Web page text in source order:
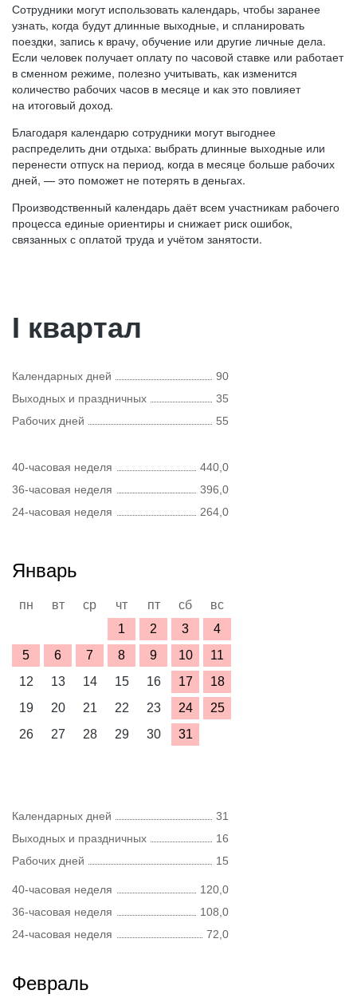
Сотрудники могут использовать календарь, чтобы заранее
узнать, когда будут длинные выходные, и спланировать
поездки, запись к врачу, обучение или другие личные дела.
Если человек получает оплату по часовой ставке или работает
в сменном режиме, полезно учитывать, как изменится
количество рабочих часов в месяце и как это повлияет
на итоговый доход.
Благодаря календарю сотрудники могут выгоднее
распределить дни отдыха: выбрать длинные выходные или
перенести отпуск на период, когда в месяце больше рабочих
дней, — это поможет не потерять в деньгах.
Производственный календарь даёт всем участникам рабочего
процесса единые ориентиры и снижает риск ошибок,
связанных с оплатой труда и учётом занятости.
I квартал
Календарных дней
90
Выходных и праздничных
35
Рабочих дней
55
40-часовая неделя
440,0
36-часовая неделя
396,0
24-часовая неделя
264,0
Январь
пн вт ср чт пт сб
вс
1
2 3
4
5
6 7 8 9 10
11
12
13 14 15 16 17
18
19
20 21 22 23 24
25
26
27 28 29 30 31
Календарных дней
31
Выходных и праздничных
16
Рабочих дней
15
40-часовая неделя
120,0
36-часовая неделя
108,0
24-часовая неделя
72,0
Февраль